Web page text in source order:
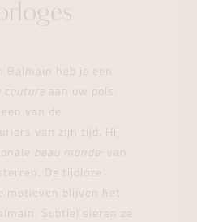
Balmain heb je een
couture
aan uw pols.
van de
van zijn tijd. Hij
beau monde : van
De tijdloze
motieven blijven het
Subtiel sieren ze